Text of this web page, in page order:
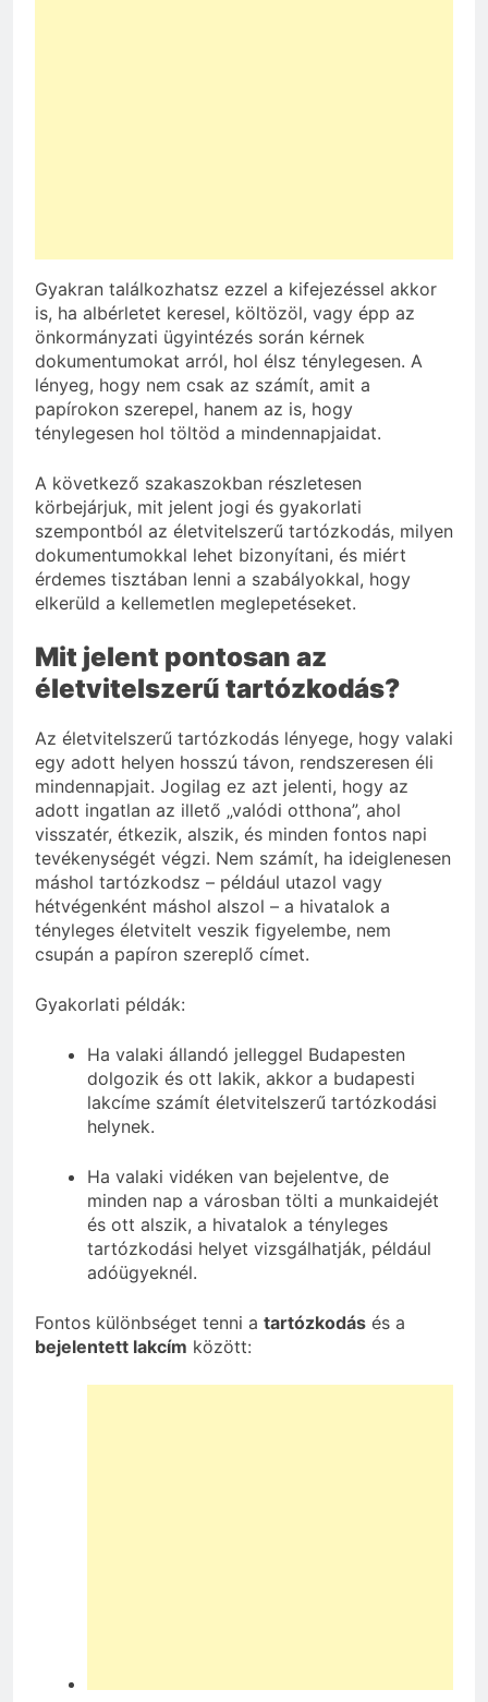
Gyakran találkozhatsz ezzel a kifejezéssel akkor
is, ha albérletet keresel, költözöl, vagy épp az
önkormányzati ügyintézés során kérnek
dokumentumokat arról, hol élsz ténylegesen. A
lényeg, hogy nem csak az számít, amit a
papírokon szerepel, hanem az is, hogy
ténylegesen hol töltöd a mindennapjaidat.
A következő szakaszokban részletesen
körbejárjuk, mit jelent jogi és gyakorlati
szempontból az életvitelszerű tartózkodás, milyen
dokumentumokkal lehet bizonyítani, és miért
érdemes tisztában lenni a szabályokkal, hogy
elkerüld a kellemetlen meglepetéseket.
Mit jelent pontosan az
életvitelszerű tartózkodás?
Az életvitelszerű tartózkodás lényege, hogy valaki
egy adott helyen hosszú távon, rendszeresen éli
mindennapjait. Jogilag ez azt jelenti, hogy az
adott ingatlan az illető „valódi otthona”, ahol
visszatér, étkezik, alszik, és minden fontos napi
tevékenységét végzi. Nem számít, ha ideiglenesen
máshol tartózkodsz – például utazol vagy
hétvégenként máshol alszol – a hivatalok a
tényleges életvitelt veszik figyelembe, nem
csupán a papíron szereplő címet.
Gyakorlati példák:
Ha valaki állandó jelleggel Budapesten
dolgozik és ott lakik, akkor a budapesti
lakcíme számít életvitelszerű tartózkodási
helynek.
Ha valaki vidéken van bejelentve, de
minden nap a városban tölti a munkaidejét
és ott alszik, a hivatalok a tényleges
tartózkodási helyet vizsgálhatják, például
adóügyeknél.
Fontos különbséget tenni a tartózkodás és a
bejelentett lakcím között: